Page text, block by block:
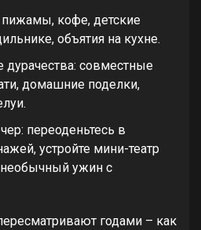
кофе, детские
объятия на кухне.
дурачества: совместные
домашние поделки,
переоденьтесь в
устройте мини-театр
необычный ужин с
годами – как